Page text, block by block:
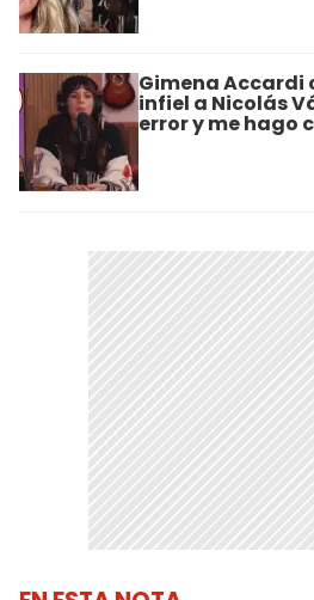
Gimena Accardi
infiel a Nicolás
error y me hago